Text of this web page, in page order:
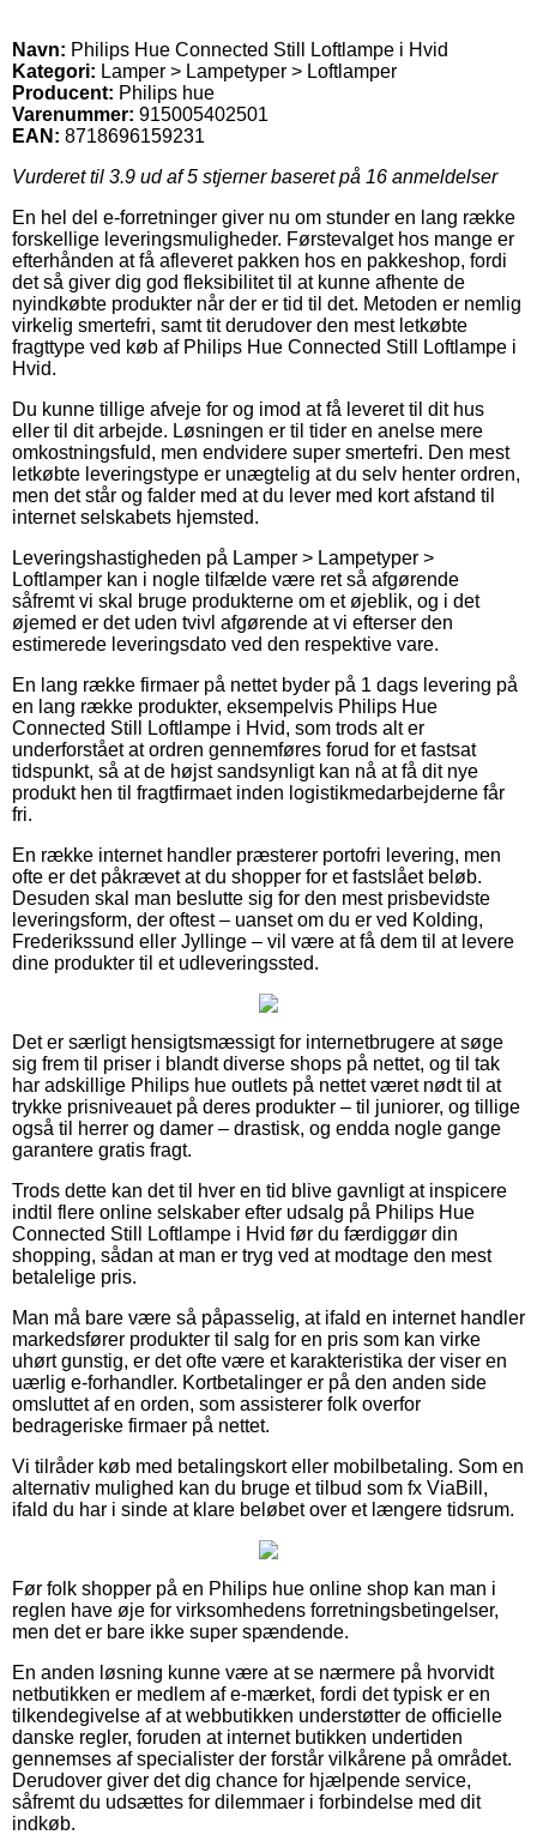
Navn: Philips Hue Connected Still Loftlampe i Hvid
Kategori: Lamper > Lampetyper > Loftlamper
Producent: Philips hue
Varenummer: 915005402501
EAN: 8718696159231
Vurderet til 3.9 ud af 5 stjerner baseret på 16 anmeldelser
En hel del e-forretninger giver nu om stunder en lang række
forskellige leveringsmuligheder. Førstevalget hos mange er
efterhånden at få afleveret pakken hos en pakkeshop, fordi
det så giver dig god fleksibilitet til at kunne afhente de
nyindkøbte produkter når der er tid til det. Metoden er nemlig
virkelig smertefri, samt tit derudover den mest letkøbte
fragttype ved køb af Philips Hue Connected Still Loftlampe i
Hvid.
Du kunne tillige afveje for og imod at få leveret til dit hus
eller til dit arbejde. Løsningen er til tider en anelse mere
omkostningsfuld, men endvidere super smertefri. Den mest
letkøbte leveringstype er unægtelig at du selv henter ordren,
men det står og falder med at du lever med kort afstand til
internet selskabets hjemsted.
Leveringshastigheden på Lamper > Lampetyper >
Loftlamper kan i nogle tilfælde være ret så afgørende
såfremt vi skal bruge produkterne om et øjeblik, og i det
øjemed er det uden tvivl afgørende at vi efterser den
estimerede leveringsdato ved den respektive vare.
En lang række firmaer på nettet byder på 1 dags levering på
en lang række produkter, eksempelvis Philips Hue
Connected Still Loftlampe i Hvid, som trods alt er
underforstået at ordren gennemføres forud for et fastsat
tidspunkt, så at de højst sandsynligt kan nå at få dit nye
produkt hen til fragtfirmaet inden logistikmedarbejderne får
fri.
En række internet handler præsterer portofri levering, men
ofte er det påkrævet at du shopper for et fastslået beløb.
Desuden skal man beslutte sig for den mest prisbevidste
leveringsform, der oftest – uanset om du er ved Kolding,
Frederikssund eller Jyllinge – vil være at få dem til at levere
dine produkter til et udleveringssted.
Det er særligt hensigtsmæssigt for internetbrugere at søge
sig frem til priser i blandt diverse shops på nettet, og til tak
har adskillige Philips hue outlets på nettet været nødt til at
trykke prisniveauet på deres produkter – til juniorer, og tillige
også til herrer og damer – drastisk, og endda nogle gange
garantere gratis fragt.
Trods dette kan det til hver en tid blive gavnligt at inspicere
indtil flere online selskaber efter udsalg på Philips Hue
Connected Still Loftlampe i Hvid før du færdiggør din
shopping, sådan at man er tryg ved at modtage den mest
betalelige pris.
Man må bare være så påpasselig, at ifald en internet handler
markedsfører produkter til salg for en pris som kan virke
uhørt gunstig, er det ofte være et karakteristika der viser en
uærlig e-forhandler. Kortbetalinger er på den anden side
omsluttet af en orden, som assisterer folk overfor
bedrageriske firmaer på nettet.
Vi tilråder køb med betalingskort eller mobilbetaling. Som en
alternativ mulighed kan du bruge et tilbud som fx ViaBill,
ifald du har i sinde at klare beløbet over et længere tidsrum.
Før folk shopper på en Philips hue online shop kan man i
reglen have øje for virksomhedens forretningsbetingelser,
men det er bare ikke super spændende.
En anden løsning kunne være at se nærmere på hvorvidt
netbutikken er medlem af e-mærket, fordi det typisk er en
tilkendegivelse af at webbutikken understøtter de officielle
danske regler, foruden at internet butikken undertiden
gennemses af specialister der forstår vilkårene på området.
Derudover giver det dig chance for hjælpende service,
såfremt du udsættes for dilemmaer i forbindelse med dit
indkøb.